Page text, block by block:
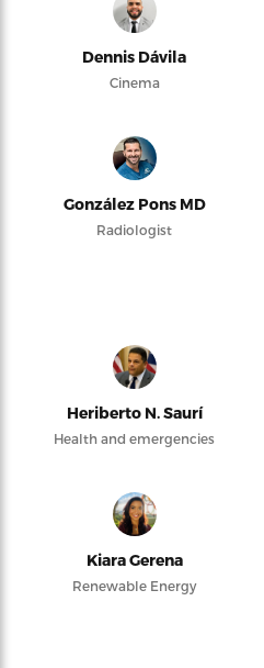
Dennis Dávila
Cinema
González Pons MD
Radiologist
Heriberto N. Saurí
Health and emergencies
Kiara Gerena
Renewable Energy